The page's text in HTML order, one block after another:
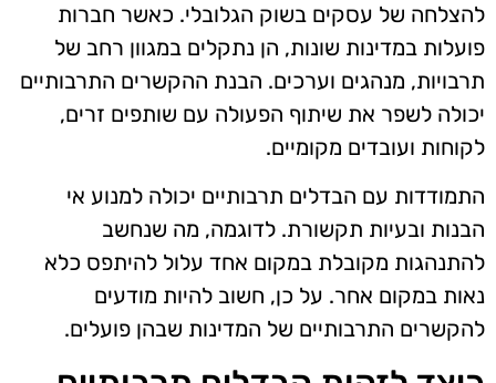
להצלחה של עסקים בשוק הגלובלי. כאשר חברות
פועלות במדינות שונות, הן נתקלים במגוון רחב של
תרבויות, מנהגים וערכים. הבנת ההקשרים התרבותיים
יכולה לשפר את שיתוף הפעולה עם שותפים זרים,
לקוחות ועובדים מקומיים.
התמודדות עם הבדלים תרבותיים יכולה למנוע אי
הבנות ובעיות תקשורת. לדוגמה, מה שנחשב
להתנהגות מקובלת במקום אחד עלול להיתפס כלא
נאות במקום אחר. על כן, חשוב להיות מודעים
להקשרים התרבותיים של המדינות שבהן פועלים.